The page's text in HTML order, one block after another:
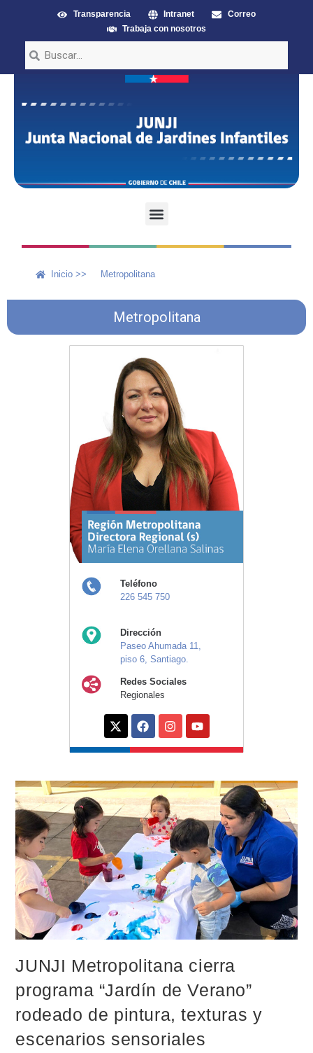
Transparencia Intranet
Correo
Trabaja con nosotros
Inicio >> Metropolitana
Metropolitana
Teléfono
226 545 750
Dirección
Paseo Ahumada 11,
piso 6, Santiago.
Redes Sociales
Regionales
JUNJI Metropolitana cierra
programa “Jardín de Verano”
rodeado de pintura, texturas y
escenarios sensoriales